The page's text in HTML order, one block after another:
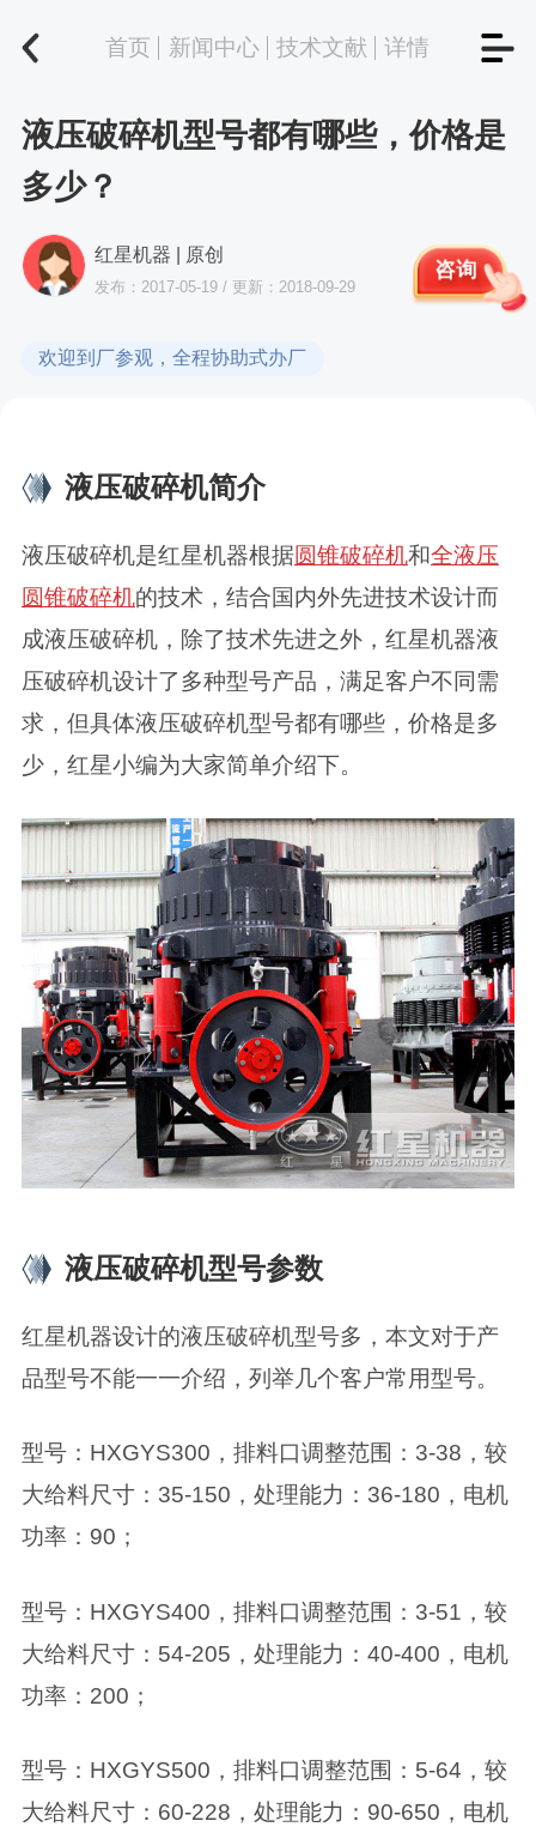
首页 新闻中心 技术文献 详情
液压破碎机型号都有哪些，价格是
多少？
红星机器 | 原创
发布：2017-05-19 / 更新：2018-09-29
咨询
欢迎到厂参观，全程协助式办厂
液压破碎机简介
液压破碎机是红星机器根据圆锥破碎机和全液压
圆锥破碎机的技术，结合国内外先进技术设计而
成液压破碎机，除了技术先进之外，红星机器液
压破碎机设计了多种型号产品，满足客户不同需
求，但具体液压破碎机型号都有哪些，价格是多
少，红星小编为大家简单介绍下。
液压破碎机型号参数
红星机器设计的液压破碎机型号多，本文对于产
品型号不能一一介绍，列举几个客户常用型号。
型号：HXGYS300，排料口调整范围：3-38，较
大给料尺寸：35-150，处理能力：36-180，电机
功率：90；
型号：HXGYS400，排料口调整范围：3-51，较
大给料尺寸：54-205，处理能力：40-400，电机
功率：200；
型号：HXGYS500，排料口调整范围：5-64，较
大给料尺寸：60-228，处理能力：90-650，电机